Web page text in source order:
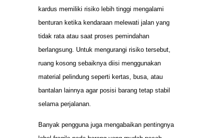
kardus memiliki risiko lebih tinggi mengalami
benturan ketika kendaraan melewati jalan yang
tidak rata atau saat proses pemindahan
berlangsung. Untuk mengurangi risiko tersebut,
ruang kosong sebaiknya diisi menggunakan
material pelindung seperti kertas, busa, atau
bantalan lainnya agar posisi barang tetap stabil
selama perjalanan.
Banyak pengguna juga mengabaikan pentingnya